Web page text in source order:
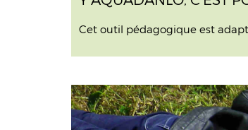
Cet outil pédagogique est